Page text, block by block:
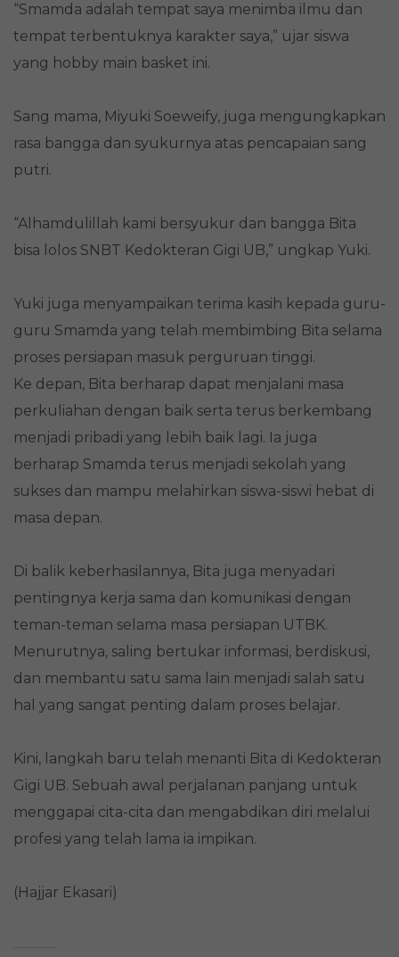
“Smamda adalah tempat saya menimba ilmu dan
tempat terbentuknya karakter saya,” ujar siswa
yang hobby main basket ini.
Sang mama, Miyuki Soeweify, juga mengungkapkan
rasa bangga dan syukurnya atas pencapaian sang
putri.
“Alhamdulillah kami bersyukur dan bangga Bita
bisa lolos SNBT Kedokteran Gigi UB,” ungkap Yuki.
Yuki juga menyampaikan terima kasih kepada guru-
guru Smamda yang telah membimbing Bita selama
proses persiapan masuk perguruan tinggi.
Ke depan, Bita berharap dapat menjalani masa
perkuliahan dengan baik serta terus berkembang
menjadi pribadi yang lebih baik lagi. Ia juga
berharap Smamda terus menjadi sekolah yang
sukses dan mampu melahirkan siswa-siswi hebat di
masa depan.
Di balik keberhasilannya, Bita juga menyadari
pentingnya kerja sama dan komunikasi dengan
teman-teman selama masa persiapan UTBK.
Menurutnya, saling bertukar informasi, berdiskusi,
dan membantu satu sama lain menjadi salah satu
hal yang sangat penting dalam proses belajar.
Kini, langkah baru telah menanti Bita di Kedokteran
Gigi UB. Sebuah awal perjalanan panjang untuk
menggapai cita-cita dan mengabdikan diri melalui
profesi yang telah lama ia impikan.
(Hajjar Ekasari)